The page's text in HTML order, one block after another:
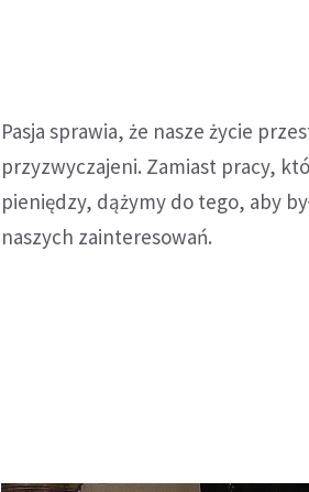
Pasja sprawia, że nasze życie
przyzwyczajeni. Zamiast pracy,
pieniędzy, dążymy do tego, aby
naszych zainteresowań.